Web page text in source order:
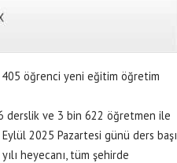
öğrenci yeni eğitim öğretim
derslik ve 3 bin 622 öğretmen ile
2025 Pazartesi günü ders başı
heyecanı, tüm şehirde